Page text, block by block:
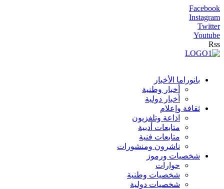
Facebook
Instagram
Twitter
Youtube
Rss
بانوراما الأخبار
أخبار وطنية
أخبار دولية
ثقافة وإعلام
اذاعة وتلفزيون
متابعات أدبية
متابعات فنية
ناشرون ومنشورات
شخصيات ورموز
حوارات
شخصيات وطنية
شخصيات دولية